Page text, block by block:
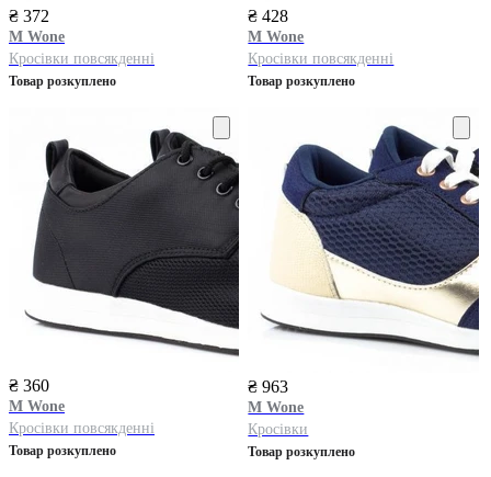
₴ 372
M Wone
Кросівки повсякденні
Товар розкуплено
₴ 428
M Wone
Кросівки повсякденні
Товар розкуплено
₴ 360
M Wone
Кросівки повсякденні
Товар розкуплено
₴ 963
M Wone
Кросівки
Товар розкуплено